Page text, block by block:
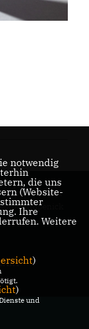
Kreisverband
Köpenick
notwendig
die uns
(Website-
Ihre
Weitere
)
)
und